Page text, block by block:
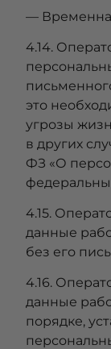
—
4.14.
это
угрозы
в других
ФЗ «О
4.15.
данные
без его
4.16.
данные
порядке,